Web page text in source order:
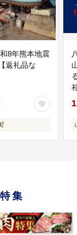
8年熊本地震
返礼品な
集